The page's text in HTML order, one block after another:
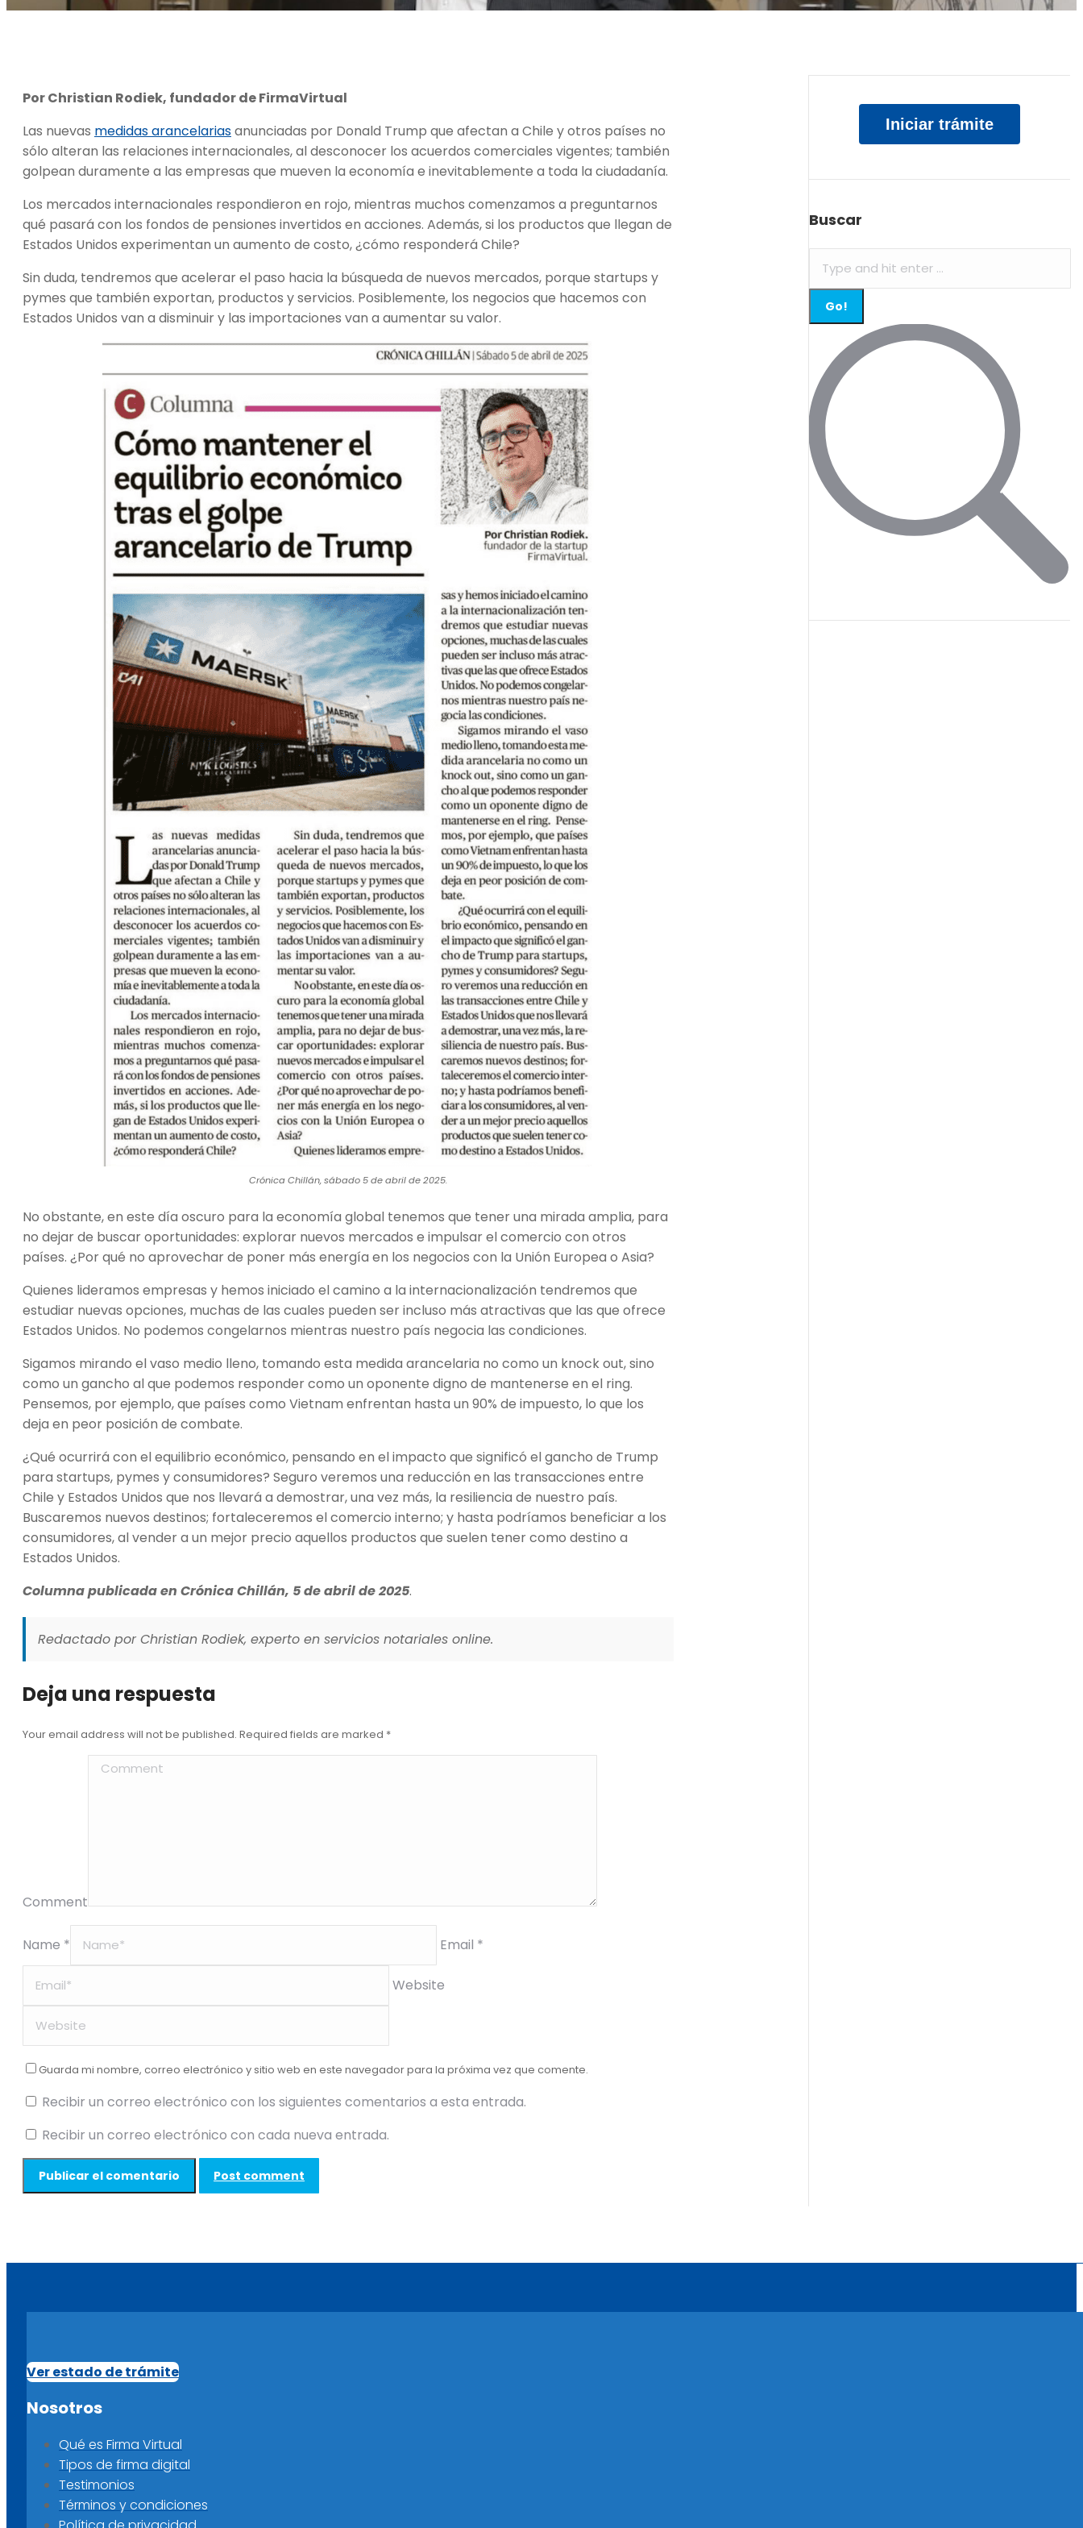
Por Christian Rodiek, fundador de FirmaVirtual
Las nuevas medidas arancelariasanunciadas por Donald Trump que afectan a Chile y otros países no
sólo alteran las relaciones internacionales, al desconocer los acuerdos comerciales vigentes; también
golpean duramente a las empresas que mueven la economía e inevitablemente a toda la ciudadanía.
Los mercados internacionales respondieron en rojo, mientras muchos comenzamos a preguntarnos
qué pasará con los fondos de pensiones invertidos en acciones. Además, si los productos que llegan de
Estados Unidos experimentan un aumento de costo, ¿cómo responderá Chile?
Sin duda, tendremos que acelerar el paso hacia la búsqueda de nuevos mercados, porque startups y
pymes que también exportan, productos y servicios. Posiblemente, los negocios que hacemos con
Estados Unidos van a disminuir y las importaciones van a aumentar su valor.
Crónica Chillán, sábado 5 de abril de 2025.
No obstante, en este día oscuro para la economía global tenemos que tener una mirada amplia, para
no dejar de buscar oportunidades: explorar nuevos mercados e impulsar el comercio con otros
países. ¿Por qué no aprovechar de poner más energía en los negocios con la Unión Europea o Asia?
Quienes lideramos empresas y hemos iniciado el camino a la internacionalización tendremos que
estudiar nuevas opciones, muchas de las cuales pueden ser incluso más atractivas que las que ofrece
Estados Unidos. No podemos congelarnos mientras nuestro país negocia las condiciones.
Sigamos mirando el vaso medio lleno, tomando esta medida arancelaria no como un knock out, sino
como un gancho al que podemos responder como un oponente digno de mantenerse en el ring.
Pensemos, por ejemplo, que países como Vietnam enfrentan hasta un 90% de impuesto, lo que los
deja en peor posición de combate.
¿Qué ocurrirá con el equilibrio económico, pensando en el impacto que significó el gancho de Trump
para startups, pymes y consumidores? Seguro veremos una reducción en las transacciones entre
Chile y Estados Unidos que nos llevará a demostrar, una vez más, la resiliencia de nuestro país.
Buscaremos nuevos destinos; fortaleceremos el comercio interno; y hasta podríamos beneficiar a los
consumidores, al vender a un mejor precio aquellos productos que suelen tener como destino a
Estados Unidos.
Columna publicada en Crónica Chillán, 5 de abril de 2025.
Redactado por Christian Rodiek, experto en servicios notariales online.
Deja una respuesta
Your email address will not be published. Required fields are marked *
Comment
Name * Email *
Website
Guarda mi nombre, correo electrónico y sitio web en este navegador para la próxima vez que comente.
Recibir un correo electrónico con los siguientes comentarios a esta entrada.
Recibir un correo electrónico con cada nueva entrada.
Post comment
Iniciar trámite
Buscar
Ver estado de trámite
Nosotros
Qué es Firma Virtual
Tipos de firma digital
Testimonios
Términos y condiciones